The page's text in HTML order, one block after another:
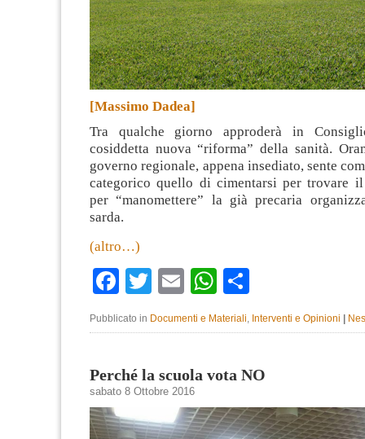
[Massimo Dadea]
Tra qualche giorno approderà in
cosiddetta nuova “riforma” della sanità.
governo regionale, appena insediato, sente
categorico quello di cimentarsi per trovare
per “manomettere” la già precaria
sarda.
(altro…)
Facebook
TwitterEmailWhatsApp
Pubblicato in Documenti e Materiali, Interventi e Opinioni
Perché la scuola vota NO
sabato 8 Ottobre 2016